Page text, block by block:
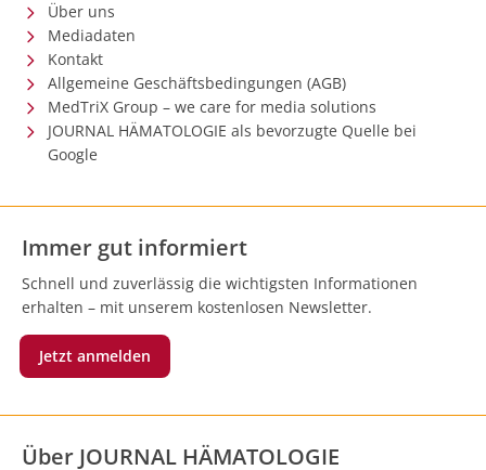
Über uns
Mediadaten
Kontakt
Allgemeine Geschäftsbedingungen (AGB)
MedTriX Group – we care for media solutions
JOURNAL HÄMATOLOGIE als bevorzugte Quelle bei
Google
Immer gut informiert
Schnell und zuverlässig die wichtigsten Informationen
erhalten – mit unserem kostenlosen Newsletter.
Jetzt anmelden
Über JOURNAL HÄMATOLOGIE